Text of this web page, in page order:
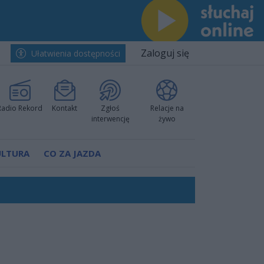
Ułatwienia dostępności Zaloguj się
Rekord Kontakt
Zgłoś
interwencję
Relacje na
żywo
CO ZA JAZDA
w Ustce!
prokuratury
pokazali klasę